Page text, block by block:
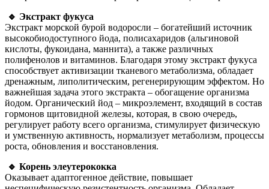
🔹 Экстракт фукуса
Экстракт морской бурой водоросли – богатейший источник
высокобиодоступного йода, полисахаридов (альгиновой
кислоты, фукоидана, маннита), а также различных
полифенолов и витаминов. Благодаря этому экстракт фукуса
способствует активизации тканевого метаболизма, обладает
дренажным, липолитическим, регенерирующим эффектом. Но
важнейшая задача этого экстракта – обогащение организма
йодом. Органический йод – микроэлемент, входящий в состав
гормонов щитовидной железы, которая, в свою очередь,
регулирует работу всего организма, стимулирует физическую
и умственную активность, нормализует метаболизм, процессы
роста, обновления и восстановления.
🔹 Корень элеутерококка
Оказывает адаптогенное действие, повышает